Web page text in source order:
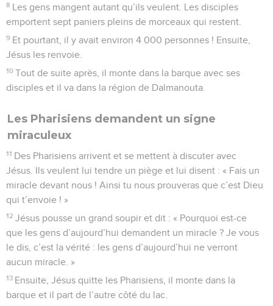
8 Les gens mangent autant qu’ils veulent. Les disciples
emportent sept paniers pleins de morceaux qui restent.
9 Et pourtant, il y avait environ 4 000 personnes ! Ensuite,
Jésus les renvoie.
10 Tout de suite après, il monte dans la barque avec ses
disciples et il va dans la région de Dalmanouta.
Les Pharisiens demandent un signe
miraculeux
11 Des Pharisiens arrivent et se mettent à discuter avec
Jésus. Ils veulent lui tendre un piège et lui disent : « Fais un
miracle devant nous ! Ainsi tu nous prouveras que c’est Dieu
qui t’envoie ! »
12 Jésus pousse un grand soupir et dit : « Pourquoi est-ce
que les gens d’aujourd’hui demandent un miracle ? Je vous
le dis, c’est la vérité : les gens d’aujourd’hui ne verront
aucun miracle. »
13 Ensuite, Jésus quitte les Pharisiens, il monte dans la
barque et il part de l’autre côté du lac.